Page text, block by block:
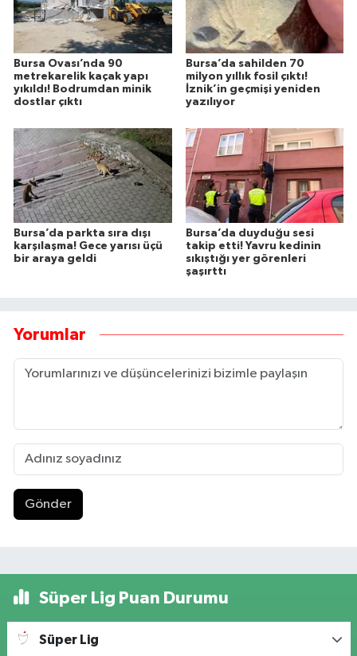
Bursa Ovası’nda 90
metrekarelik kaçak yapı
yıkıldı! Bodrumdan minik
dostlar çıktı
Bursa’da sahilden 70
milyon yıllık fosil çıktı!
İznik’in geçmişi yeniden
yazılıyor
Bursa’da parkta sıra dışı
karşılaşma! Gece yarısı üçü
bir araya geldi
Bursa’da duyduğu sesi
takip etti! Yavru kedinin
sıkıştığı yer görenleri
şaşırttı
Yorumlar
Gönder
Süper Lig Puan Durumu
Süper Lig